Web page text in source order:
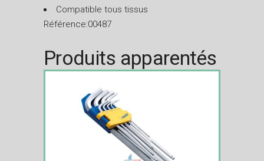
Compatible tous tissus
Référence:00487
Produits apparentés